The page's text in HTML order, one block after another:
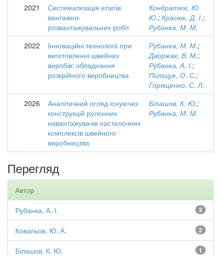
2021
Систематизація етапів
вантажно-
розвантажувальних робіт
Кондратюк, Ю.
Ю.; Красюк, Д. І.;
Рубанка, М. М.
2022
Інноваційні технології при
виготовленні швейних
виробів: обладнання
розкрійного виробництва
Рубанка, М. М.;
Дворжак, В. М.;
Рубанка, А. І.;
Поліщук, О. С.;
Горященко, С. Л.
2026
Аналітичний огляд існуючих
конструкцій рулонних
навантажувачів настилочних
комплексів швейного
виробництва
Білашов, К. Ю.;
Рубанка, М. М.
Перегляд
Автор
3
Рубанка, А. І.
2
Ковальов, Ю. А.
1
Білашов, К. Ю.